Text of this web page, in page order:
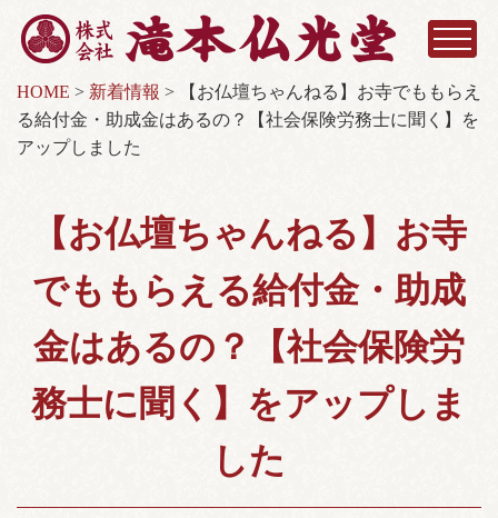
HOME > 新着情報 >
【お仏壇ちゃんねる】お寺でももらえ
る給付金・助成金はあるの？【社会保険労務士に聞く】を
アップしました
【お仏壇ちゃんねる】お寺
でももらえる給付金・助成
金はあるの？【社会保険労
務士に聞く】をアップしま
した